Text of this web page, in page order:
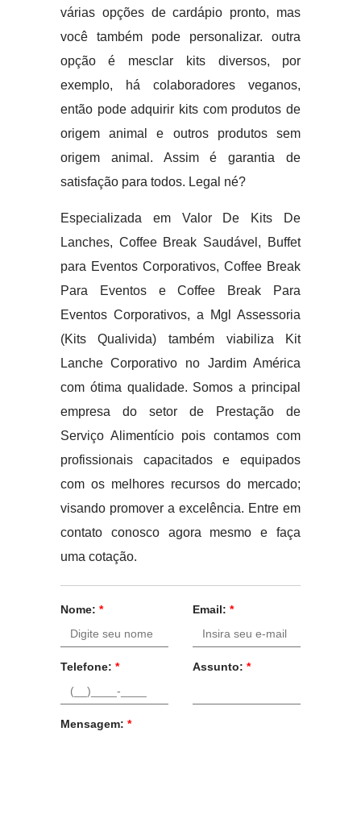
várias opções de cardápio pronto, mas
você também pode personalizar. outra
opção é mesclar kits diversos, por
exemplo, há colaboradores veganos,
então pode adquirir kits com produtos de
origem animal e outros produtos sem
origem animal. Assim é garantia de
satisfação para todos. Legal né?
Especializada em Valor De Kits De
Lanches, Coffee Break Saudável, Buffet
para Eventos Corporativos, Coffee Break
Para Eventos e Coffee Break Para
Eventos Corporativos, a Mgl Assessoria
(Kits Qualivida) também viabiliza Kit
Lanche Corporativo no Jardim América
com ótima qualidade. Somos a principal
empresa do setor de Prestação de
Serviço Alimentício pois contamos com
profissionais capacitados e equipados
com os melhores recursos do mercado;
visando promover a excelência. Entre em
contato conosco agora mesmo e faça
uma cotação.
Nome: * Email: *
Telefone: * Assunto: *
Mensagem: *